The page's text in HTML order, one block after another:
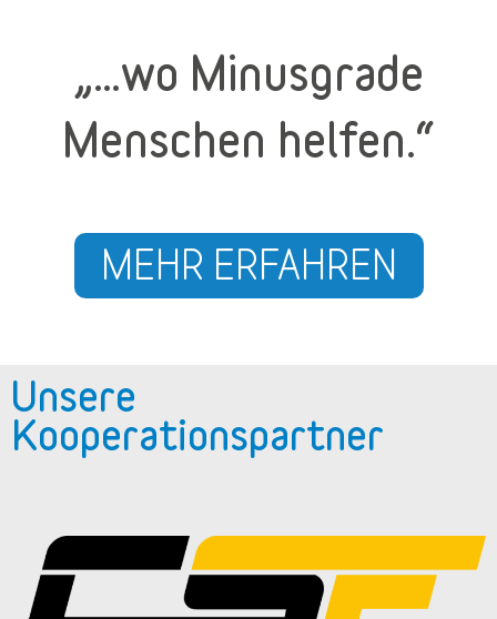
„…wo Minusgrade
Menschen helfen.“
MEHR ERFAHREN
Unsere
Kooperationspartner